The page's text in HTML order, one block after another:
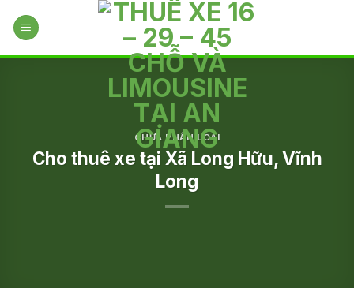
CHƯA PHÂN LOẠI
Cho thuê xe tại Xã Long Hữu, Vĩnh
Long